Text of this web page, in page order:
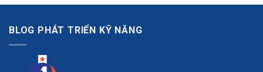
BLOG PHÁT TRIỂN KỸ NĂNG